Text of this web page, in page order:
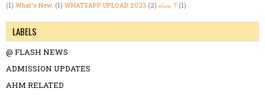
(1) What's New. (1) WHATSAPP UPLOAD 2023 (2) எப்படி ? (1)
LABELS
@ FLASH NEWS
ADMISSION UPDATES
AHM RELATED